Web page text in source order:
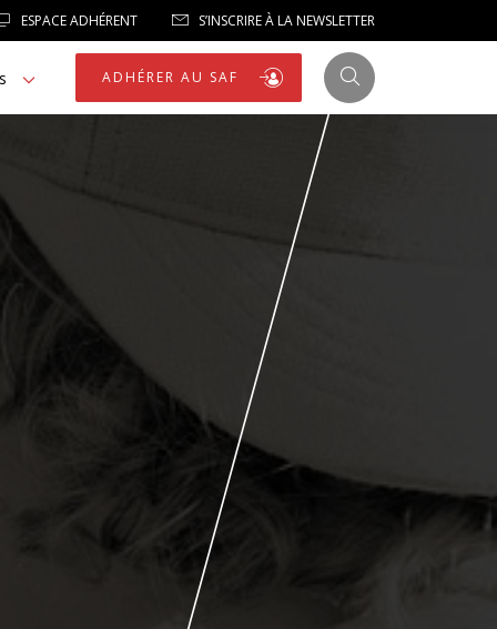
ESPACE ADHÉRENT S’INSCRIRE À LA NEWSLETTER
ADHÉRER AU SAF
JUSTICE
LIBERTÉS
LIBERTÉS PUBLIQUES
POLICE / MAINTIEN DE L'ORDRE